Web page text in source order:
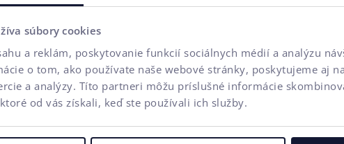
súbory cookies
a reklám, poskytovanie funkcií sociálnych médií a analýzu
o tom, ako používate naše webové stránky, poskytujeme aj
a analýzy. Títo partneri môžu príslušné informácie
od vás získali, keď ste používali ich služby.
na